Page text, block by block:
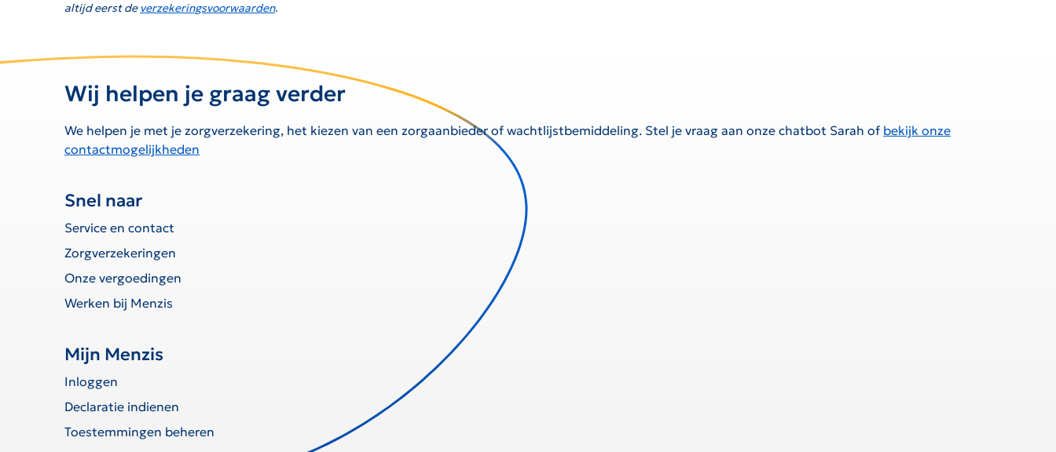
altijd eerst de verzekeringsvoorwaarden.
Wij helpen je graag verder
We helpen je met je zorgverzekering, het kiezen van een zorgaanbieder of wachtlijstbemiddeling. Stel je vraag aan onze chatbot Sarah of bekijk onze
contactmogelijkheden
Snel naar
Service en contact
Zorgverzekeringen
Onze vergoedingen
Werken bij Menzis
Mijn Menzis
Inloggen
Declaratie indienen
Toestemmingen beheren